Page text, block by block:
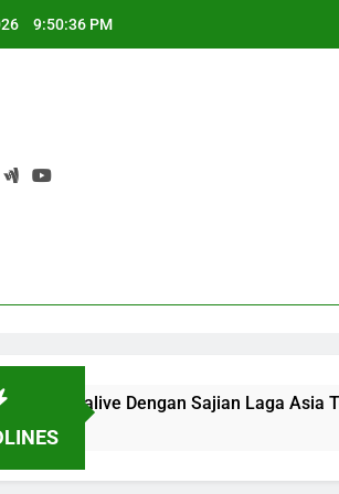
9:50:37 PM
Sajian Laga Asia Tenggara